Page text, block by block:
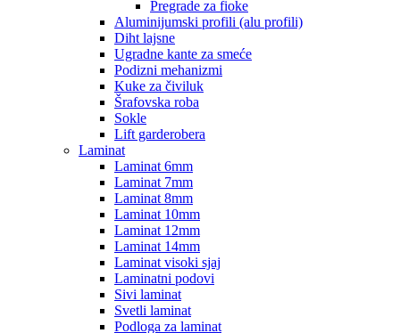
Pregrade za fioke
Aluminijumski profili (alu profili)
Diht lajsne
Ugradne kante za smeće
Podizni mehanizmi
Kuke za čiviluk
Šrafovska roba
Sokle
Lift garderobera
Laminat
Laminat 6mm
Laminat 7mm
Laminat 8mm
Laminat 10mm
Laminat 12mm
Laminat 14mm
Laminat visoki sjaj
Laminatni podovi
Sivi laminat
Svetli laminat
Podloga za laminat